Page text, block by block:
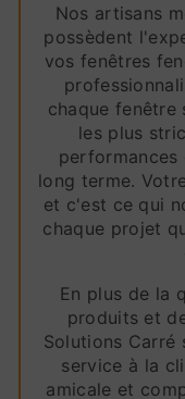
Nos artisans
possèdent
vos fenêtres
chaque fenêtre
les plus
long terme.
et c'est ce qui
chaque projet
En plus de la
produits et
Solutions Carré
service à la
amicale et